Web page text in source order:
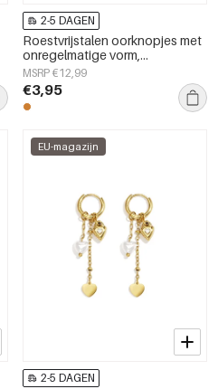
2-5 DAGEN
Roestvrijstalen oorknopjes met
onregelmatige vorm,
eenvoudige, alledaagse serie,
dames sieraden
MSRP €12,99
€3,95
EU-magazijn
2-5 DAGEN